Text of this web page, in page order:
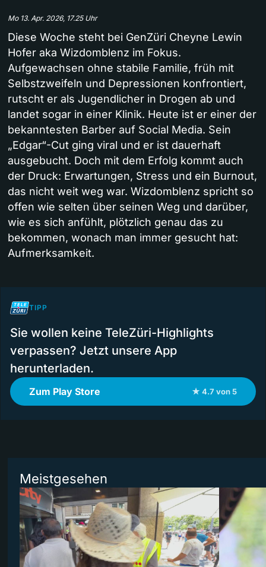
Mo 13. Apr. 2026, 17.25 Uhr
Diese Woche steht bei GenZüri Cheyne Lewin
Hofer aka Wizdomblenz im Fokus.
Aufgewachsen ohne stabile Familie, früh mit
Selbstzweifeln und Depressionen konfrontiert,
rutscht er als Jugendlicher in Drogen ab und
landet sogar in einer Klinik. Heute ist er einer der
bekanntesten Barber auf Social Media. Sein
„Edgar“-Cut ging viral und er ist dauerhaft
ausgebucht. Doch mit dem Erfolg kommt auch
der Druck: Erwartungen, Stress und ein Burnout,
das nicht weit weg war. Wizdomblenz spricht so
offen wie selten über seinen Weg und darüber,
wie es sich anfühlt, plötzlich genau das zu
bekommen, wonach man immer gesucht hat:
Aufmerksamkeit.
TIPP
Sie wollen keine TeleZüri-Highlights
verpassen? Jetzt unsere App
herunterladen.
Zum Play Store ★ 4.7 von 5
Meistgesehen